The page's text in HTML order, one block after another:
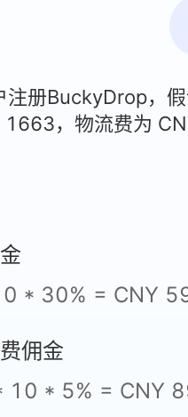
册BuckyDrop，
1663，物流费为
* 30% = CNY
佣金
10 * 5% = CNY